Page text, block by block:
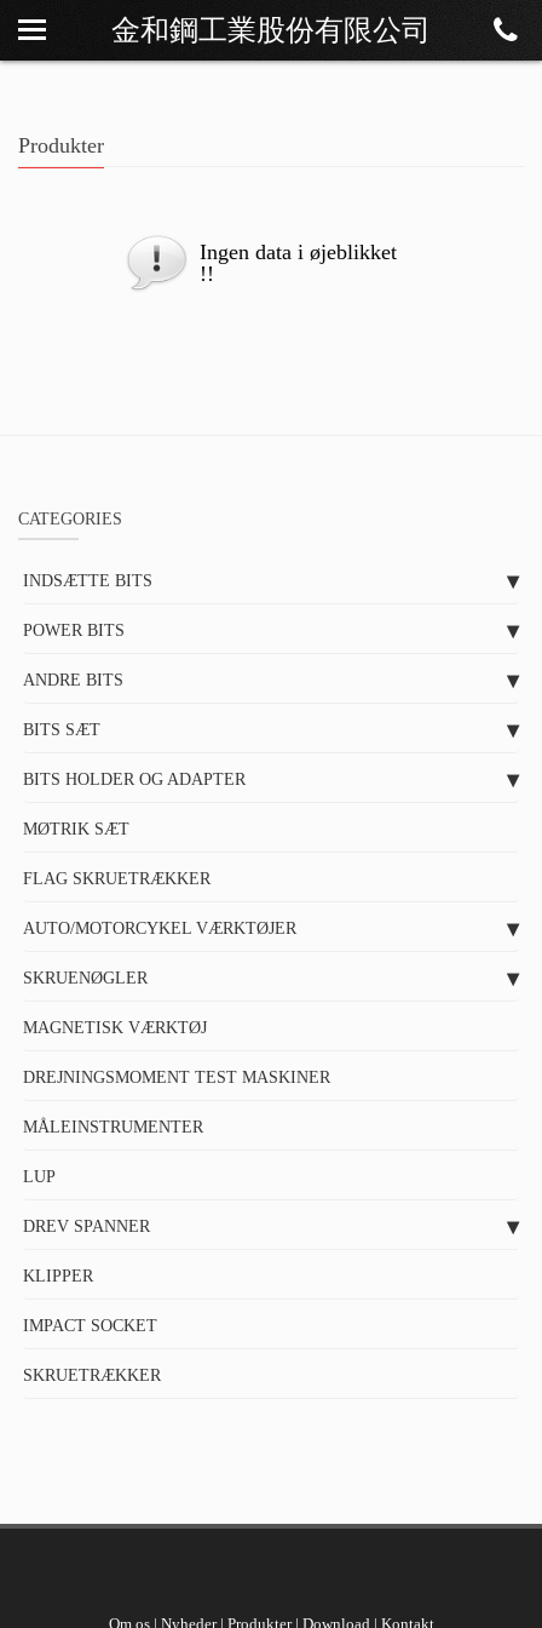
金和鋼工業股份有限公司
Om os
Produkter
Ingen data i øjeblikket
!!
CATEGORIES
INDSÆTTE BITS
POWER BITS
ANDRE BITS
BITS SÆT
BITS HOLDER OG ADAPTER
MØTRIK SÆT
FLAG SKRUETRÆKKER
AUTO/MOTORCYKEL VÆRKTØJER
SKRUENØGLER
MAGNETISK VÆRKTØJ
DREJNINGSMOMENT TEST MASKINER
MÅLEINSTRUMENTER
LUP
DREV SPANNER
KLIPPER
IMPACT SOCKET
SKRUETRÆKKER
Om os| Nyheder| Produkter| Download | Kontakt